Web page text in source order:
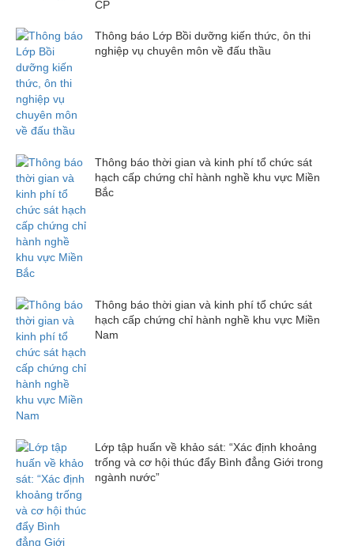
CP
Thông báo Lớp Bồi dưỡng kiến thức, ôn thi
nghiệp vụ chuyên môn về đấu thầu
Thông báo thời gian và kinh phí tổ chức sát
hạch cấp chứng chỉ hành nghề khu vực Miền
Bắc
Thông báo thời gian và kinh phí tổ chức sát
hạch cấp chứng chỉ hành nghề khu vực Miền
Nam
Lớp tập huấn về khảo sát: “Xác định khoảng
trống và cơ hội thúc đẩy Bình đẳng Giới trong
ngành nước”